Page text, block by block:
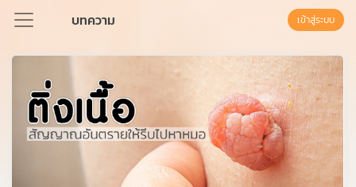
Podcast
เพล
เข้าสู่ระบบ
บทความ